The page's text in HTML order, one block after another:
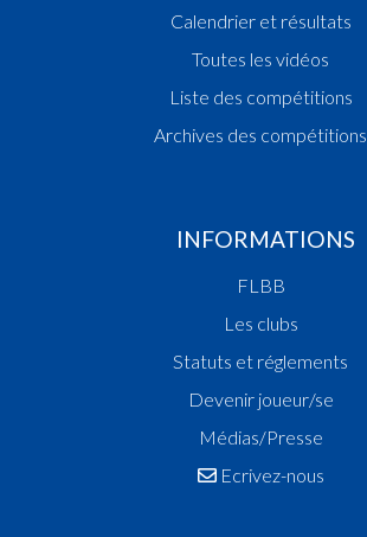
Calendrier et résultats
Toutes les vidéos
Liste des compétitions
Archives des compétitions
INFORMATIONS
FLBB
Les clubs
Statuts et réglements
Devenir joueur/se
Médias/Presse
Ecrivez-nous